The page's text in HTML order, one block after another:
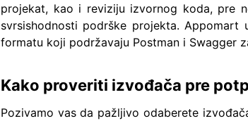
projekat, kao i reviziju izvornog koda, pre
svrsishodnosti podrške projekta. Appomart
formatu koji podržavaju Postman i Swagger
Kako proveriti izvođača pre
Pozivamo vas da pažljivo odaberete